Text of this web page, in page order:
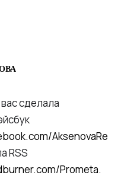
сделала
AksenovaRe
RSS
Prometa.